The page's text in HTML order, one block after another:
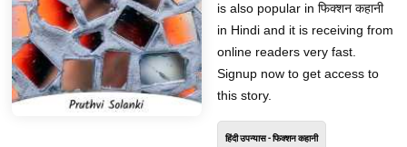
is also popular in फिक्शन कहानी
in Hindi and it is receiving from
online readers very fast.
Signup now to get access to
this story.
हिंदी उपन्यास - फिक्शन कहानी